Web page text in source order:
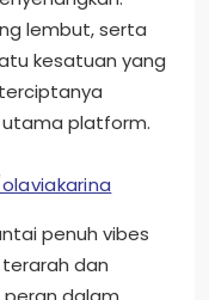
lembut, serta
kesatuan yang
utama platform.
penuh vibes
dan